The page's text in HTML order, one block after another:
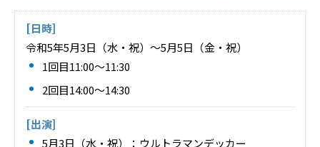
[日時]
令和5年5月3日（水・祝）～5月5日（金・祝）
1回目11:00～11:30
2回目14:00～14:30
[出演]
5月3日（水・祝）：ウルトラマンデッカー